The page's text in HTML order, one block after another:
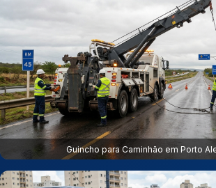
Guincho para Caminhão em Porto